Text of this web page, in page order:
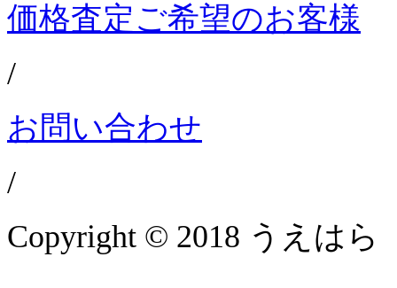
価格査定ご希望のお客様
/
お問い合わせ
/
Copyright © 2018 うえは